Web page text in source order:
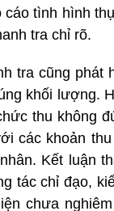
cáo tình hình
tra chỉ rõ.
tra cũng
khối lượng.
thu không
các khoản
Kết luận
tác chỉ đạo,
chưa